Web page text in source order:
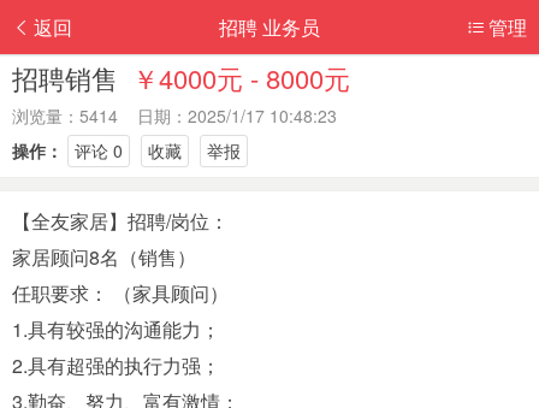
返回 管理
招聘 业务员
招聘销售 ￥4000元 - 8000元
浏览量：5414 日期：2025/1/17 10:48:23
操作：
评论 0 收藏 举报
【全友家居】招聘/岗位：
家居顾问8名（销售）
任职要求： （家具顾问）
1.具有较强的沟通能力；
2.具有超强的执行力强；
3.勤奋、努力、富有激情；